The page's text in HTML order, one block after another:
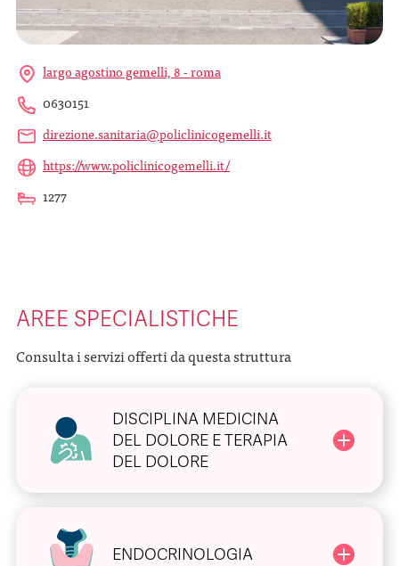
largo agostino gemelli, 8 - roma
0630151
direzione.sanitaria@policlinicogemelli.it
https://www.policlinicogemelli.it/
1277
AREE SPECIALISTICHE
Consulta i servizi offerti da questa struttura
DISCIPLINA MEDICINA
DEL DOLORE E TERAPIA
DEL DOLORE
ENDOCRINOLOGIA